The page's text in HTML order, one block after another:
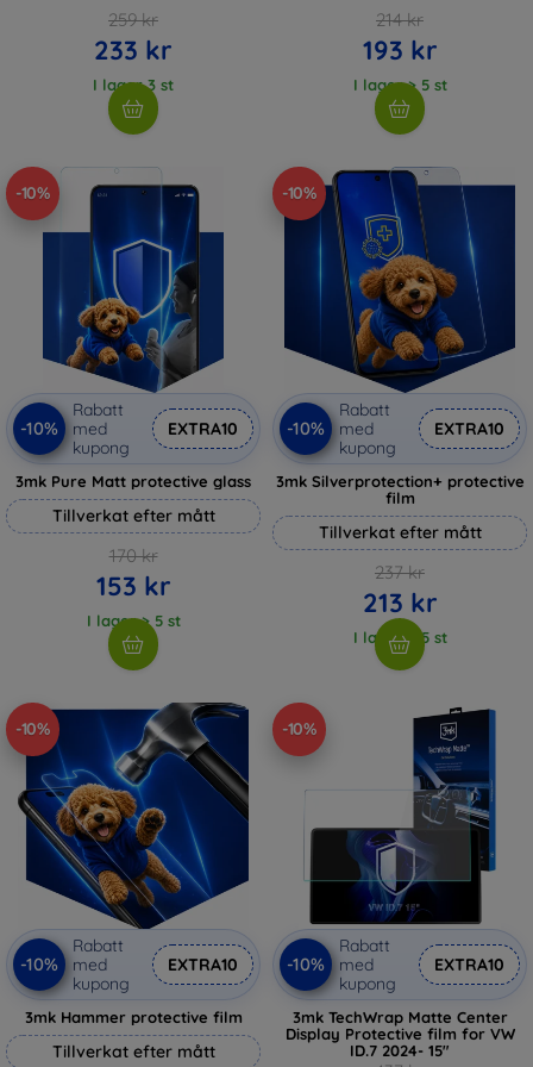
259 kr
233 kr
I lager 3 st
214 kr
193 kr
I lager > 5 st
-10%
-10%
Rabatt
med
kupong
EXTRA10
3mk Pure Matt protective glass
Tillverkat efter mått
170 kr
153 kr
I lager > 5 st
-10%
-10%
Rabatt
med
kupong
EXTRA10
3mk Silverprotection+ protective
film
Tillverkat efter mått
237 kr
213 kr
I lager > 5 st
-10%
-10%
Rabatt
med
kupong
EXTRA10
3mk Hammer protective film
Tillverkat efter mått
-10%
-10%
Rabatt
med
kupong
EXTRA10
3mk TechWrap Matte Center
Display Protective film for VW
ID.7 2024- 15"